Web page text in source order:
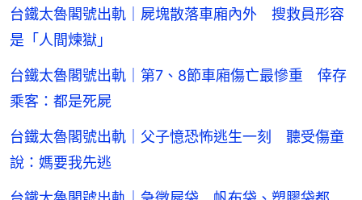
台鐵太魯閣號出軌｜屍塊散落車廂內外 搜救員形容
是「人間煉獄」
台鐵太魯閣號出軌｜第7、8節車廂傷亡最慘重 倖存
乘客：都是死屍
台鐵太魯閣號出軌｜父子憶恐怖逃生一刻 聽受傷童
說：媽要我先逃